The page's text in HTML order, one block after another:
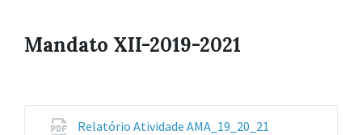
Mandato XII-2019-2021
Relatório Atividade AMA_19_20_21